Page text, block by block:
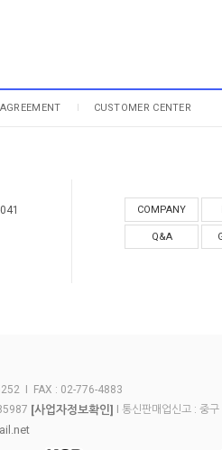
AGREEMENT CUSTOMER CENTER
COMPANY
Q&A
I FAX : 02-776-4883
[사업자정보확인]
I 통신판매업신고 : 중